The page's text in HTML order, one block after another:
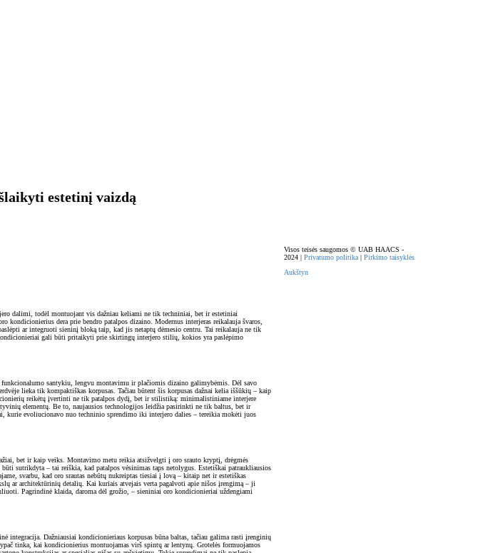
estetinį vaizdą
dalimi, todėl montuojant vis dažniau keliami ne tik techniniai, bet ir estetiniai
dera prie bendro patalpos dizaino. Modernus interjeras reikalauja švaros,
ar integruoti sieninį bloką taip, kad jis netaptų dėmesio centru. Tai reikalauja ne tik
gali būti pritaikyti prie skirtingų interjero stilių, kokios yra paslėpimo
santykiu, lengvu montavimu ir plačiomis dizaino galimybėmis. Dėl savo
lieka tik kompaktiškas korpusas. Tačiau būtent šis korpusas dažnai kelia iššūkių – kaip
reikėtų įvertinti ne tik patalpos dydį, bet ir stilistiką: minimalistiniame interjere
elementų. Be to, naujausios technologijos leidžia pasirinkti ne tik baltus, bet ir
kurie evoliucionavo nuo techninio sprendimo iki interjero dalies – tereikia mokėti juos
bet ir kaip veiks. Montavimo metu reikia atsižvelgti į oro srauto kryptį, drėgmės
sutrikdyta – tai reiškia, kad patalpos vėsinimas taps netolygus. Estetiškai patraukliausios
svarbu, kad oro srautas nebūtų nukreiptas tiesiai į lovą – kitaip net ir estetiškas
ar architektūrinių detalių. Kai kuriais atvejais verta pagalvoti apie nišos įrengimą – ji
Pagrindinė klaida, daroma dėl grožio, – sieniniai oro kondicionieriai uždengiami
Dažniausiai kondicionieriaus korpusas būna baltas, tačiau galima rasti įrenginių
tinka, kai kondicionierius montuojamas virš spintų ar lentynų. Grotelės formuojamos
Visos teisės saugomos © UAB HAACS -
2024 | Privatumo politika
Pirkimo taisyklės
Aukštyn